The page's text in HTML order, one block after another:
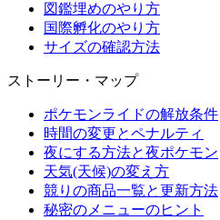
図鑑埋めのやり方
国際孵化のやり方
サイズの確認方法
ストーリー・マップ
ポケモンライドの解放条件
時間の変更とペナルティ
夜にする方法と夜ポケモン
天気(天候)の変え方
競りの商品一覧と更新方法
秘密のメニューのヒント